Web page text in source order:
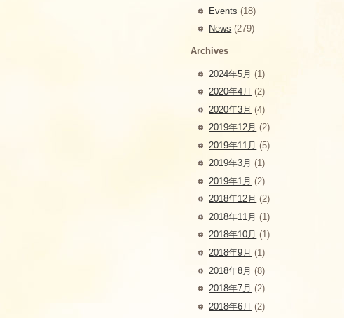
Events (18)
News (279)
Archives
2024年5月 (1)
2020年4月 (2)
2020年3月 (4)
2019年12月 (2)
2019年11月 (5)
2019年3月 (1)
2019年1月 (2)
2018年12月 (2)
2018年11月 (1)
2018年10月 (1)
2018年9月 (1)
2018年8月 (8)
2018年7月 (2)
2018年6月 (2)